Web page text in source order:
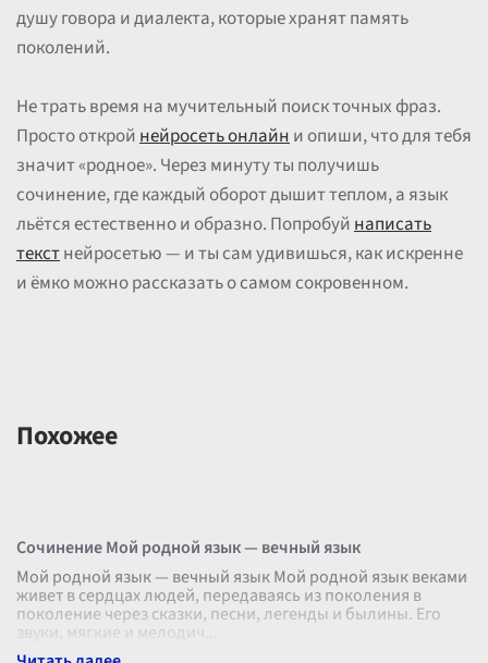
душу говора и диалекта, которые хранят память
поколений.
Не трать время на мучительный поиск точных фраз.
Просто откройнейросеть онлайни опиши, что для тебя
значит «родное». Через минуту ты получишь
сочинение, где каждый оборот дышит теплом, а язык
льётся естественно и образно. Попробуйнаписать
текстнейросетью — и ты сам удивишься, как искренне
и ёмко можно рассказать о самом сокровенном.
Похожее
Сочинение Мой родной язык — вечный язык
Мой родной язык — вечный язык Мой родной язык веками
живет в сердцах людей, передаваясь из поколения в
поколение через сказки, песни, легенды и былины. Его
звуки, мягкие и мелодич